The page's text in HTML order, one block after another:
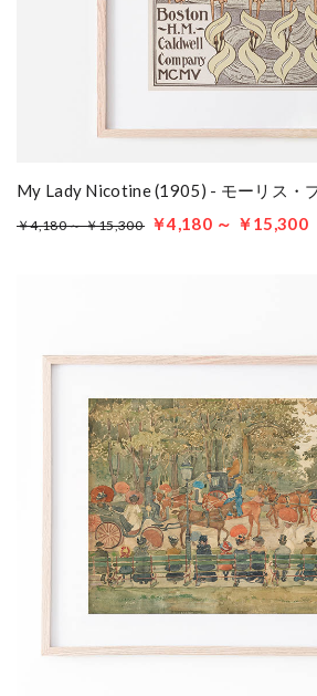
My Lady Nicotine (1905) - モーリス・
￥4,180 ～ ￥15,300 ￥4,180 ～ ￥15,300